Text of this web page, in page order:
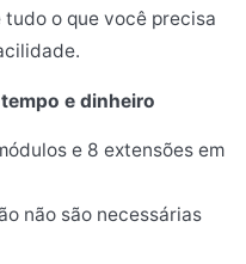
o que você precisa
e dinheiro
e 8 extensões em
não são necessárias